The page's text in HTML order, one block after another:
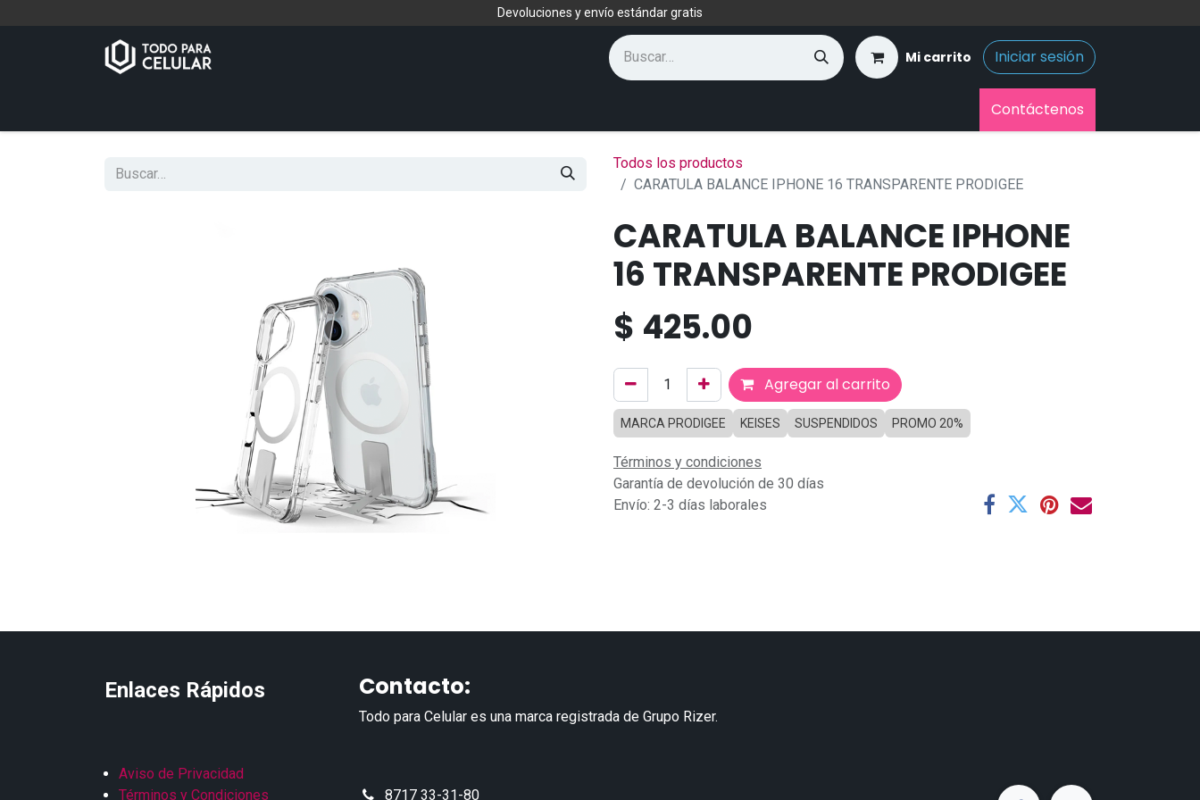
Devoluciones y envío estándar gratis
Mi carrito Iniciar sesión
Contáctenos
Todos los productos
CARATULA BALANCE IPHONE 16 TRANSPARENTE PRODIGEE
CARATULA BALANCE IPHONE
16 TRANSPARENTE PRODIGEE
$ 425.00
Agregar al carrito
MARCA PRODIGEE KEISES SUSPENDIDOS PROMO 20%
Términos y condiciones
Garantía de devolución de 30 días
Envío: 2-3 días laborales
Enlaces Rápidos Contacto:
Todo para Celular es una marca registrada de Grupo Rizer.
Aviso de Privacidad
Términos y Condiciones
8717 33-31-80